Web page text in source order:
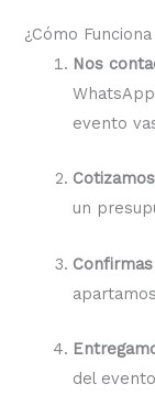
¿Cómo
Nos
evento
un
del